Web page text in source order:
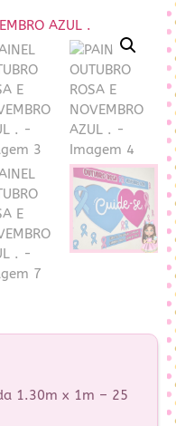
1.30m x 1m – 25